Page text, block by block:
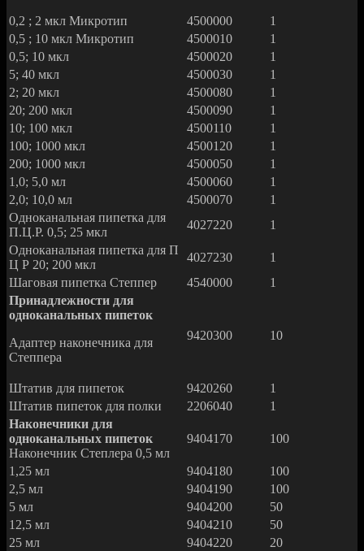
0,2 ; 2 мкл Микротип 4500000
1
0,5 ; 10 мкл Микротип
4500010
1
0,5; 10 мкл
4500020
1
5; 40 мкл
4500030
1
2; 20 мкл
4500080
1
20; 200 мкл
4500090
1
10; 100 мкл
4500110
1
100; 1000 мкл
4500120
1
200; 1000 мкл
4500050
1
1,0; 5,0 мл
4500060
1
2,0; 10,0 мл
4500070
1
Одноканальная пипетка для
П.Ц.Р. 0,5; 25 мкл
4027220
1
Одноканальная пипетка для П
Ц Р 20; 200 мкл
4027230
1
Шаговая пипетка Степпер
4540000
1
Принадлежности для
одноканальных пипеток
Адаптер наконечника для
Степпера
9420300 10
Штатив для пипеток 9420260
1
Штатив пипеток для полки
2206040
1
Наконечники для
одноканальных пипеток
Наконечник Степлера 0,5 мл
9404170 100
1,25 мл 9404180
100
2,5 мл
9404190
100
5 мл
9404200
50
12,5 мл
9404210
50
25 мл
9404220
20